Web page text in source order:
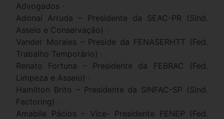
Advogados ·
Adonai Arruda – Presidente da SEAC-PR (Sind.
Asseio e Conservação) ·
Vander Morales – Preside da FENASERHTT (Fed.
Trabalho Temporário) ·
Renato Fortuna – Presidente da FEBRAC (Fed.
Limpeza e Asseio) ·
Hamilton Brito – Presidente da SINFAC-SP (Sind.
Factoring) ·
Amabile Pácios – Vice- Presidente FENEP (Fed.